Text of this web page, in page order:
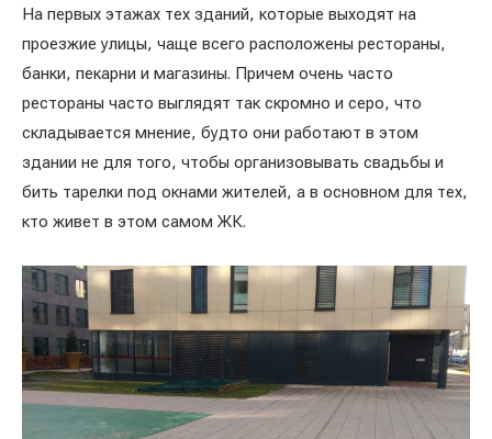
На первых этажах тех зданий, которые выходят на
проезжие улицы, чаще всего расположены рестораны,
банки, пекарни и магазины. Причем очень часто
рестораны часто выглядят так скромно и серо, что
складывается мнение, будто они работают в этом
здании не для того, чтобы организовывать свадьбы и
бить тарелки под окнами жителей, а в основном для тех,
кто живет в этом самом ЖК.